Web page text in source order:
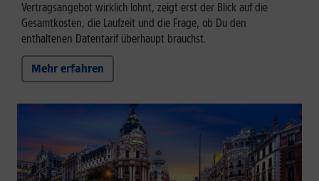
Vertragsangebot wirklich lohnt, zeigt erst der Blick auf die
Gesamtkosten, die Laufzeit und die Frage, ob Du den
enthaltenen Datentarif überhaupt brauchst.
Mehr erfahren